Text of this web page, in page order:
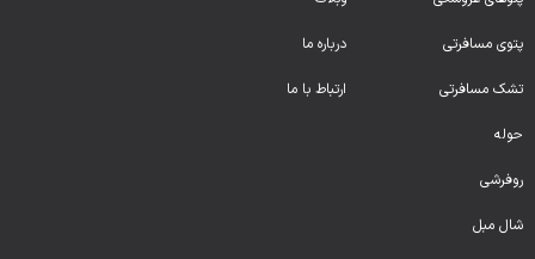
پتوی مسافرتی
تشک مسافرتی
حوله
روفرشی
شال مبل
درباره ما
ارتباط با ما